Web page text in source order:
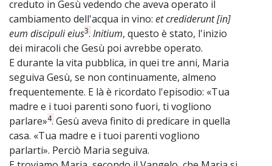
creduto in Gesù vedendo che aveva operato il
cambiamento dell'acqua in vino: et crediderunt [in]
eum discipuli eius3. Initium, questo è stato, l'inizio
dei miracoli che Gesù poi avrebbe operato.
E durante la vita pubblica, in quei tre anni, Maria
seguiva Gesù, se non continuamente, almeno
frequentemente. E là è ricordato l'episodio: «Tua
madre e i tuoi parenti sono fuori, ti vogliono
parlare»4. Gesù aveva finito di predicare in quella
casa. «Tua madre e i tuoi parenti vogliono
parlarti». Perciò Maria seguiva.